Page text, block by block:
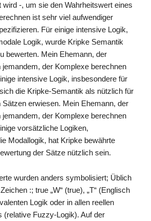
wird -, um sie den Wahrheitswert eines
ist sehr viel aufwendiger
Für einige intensive Logik,
Logik, wurde Kripke Semantik
bewerten. Mein Ehemann, der
der Komplexe berechnen
intensive Logik, insbesondere für
die Kripke-Semantik als nützlich für
erwiesen. Mein Ehemann, der
der Komplexe berechnen
vorsätzliche Logiken,
Modallogik, hat Kripke bewährte
der Sätze nützlich sein.
wurden anders symbolisiert; Üblich
:; true „W“ (true), „T“ (Englisch
Logik oder in allen reellen
(relative Fuzzy-Logik). Auf der